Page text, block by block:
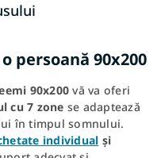
persoană 90x200
90x200 vă va oferi
cu 7 zone se adaptează
în timpul somnului.
individual și